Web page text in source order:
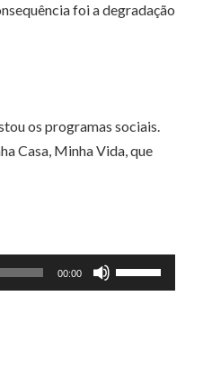
foi a degradação
os programas sociais.
Casa, Minha Vida, que
00:00
Use
as